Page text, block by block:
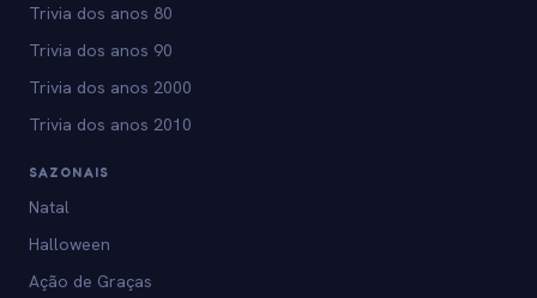
Trivia dos anos 80
Trivia dos anos 90
Trivia dos anos 2000
Trivia dos anos 2010
SAZONAIS
Natal
Halloween
Ação de Graças